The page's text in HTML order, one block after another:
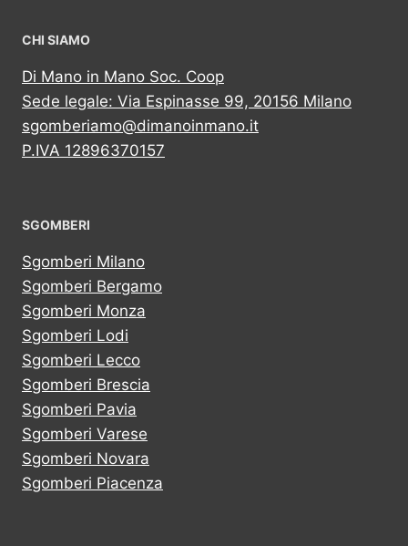
CHI SIAMO
Di Mano in Mano Soc. Coop
Sede legale: Via Espinasse 99, 20156 Milano
sgomberiamo@dimanoinmano.it
P.IVA 12896370157
SGOMBERI
Sgomberi Milano
Sgomberi Bergamo
Sgomberi Monza
Sgomberi Lodi
Sgomberi Lecco
Sgomberi Brescia
Sgomberi Pavia
Sgomberi Varese
Sgomberi Novara
Sgomberi Piacenza